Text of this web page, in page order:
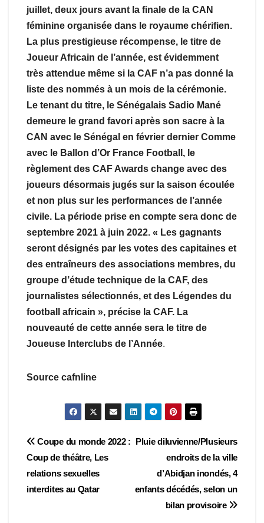
juillet, deux jours avant la finale de la CAN
féminine organisée dans le royaume chérifien.
La plus prestigieuse récompense, le titre de
Joueur Africain de l’année, est évidemment
très attendue même si la CAF n’a pas donné la
liste des nommés à un mois de la cérémonie.
Le tenant du titre, le Sénégalais Sadio Mané
demeure le grand favori après son sacre à la
CAN avec le Sénégal en février dernier Comme
avec le Ballon d’Or France Football, le
règlement des CAF Awards change avec des
joueurs désormais jugés sur la saison écoulée
et non plus sur les performances de l’année
civile. La période prise en compte sera donc de
septembre 2021 à juin 2022. « Les gagnants
seront désignés par les votes des capitaines et
des entraîneurs des associations membres, du
groupe d’étude technique de la CAF, des
journalistes sélectionnés, et des Légendes du
football africain », précise la CAF. La
nouveauté de cette année sera le titre de
Joueuse Interclubs de l’Année.
Source cafnline
Navigation
de
l’article
Pluie diluvienne/Plusieurs
endroits de la ville
d’Abidjan inondés, 4
enfants décédés, selon un
bilan provisoire
Coupe du monde 2022 :
Coup de théâtre, Les
relations sexuelles
interdites au Qatar